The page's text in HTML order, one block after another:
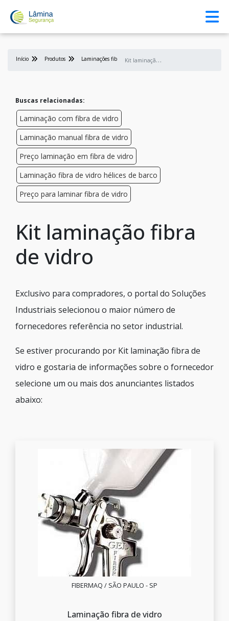
Início Produtos Laminações fibra de vidros K
it laminação fibra de vidro
Buscas relacionadas:
Laminação com fibra de vidro
Laminação manual fibra de vidro
Preço laminação em fibra de vidro
Laminação fibra de vidro hélices de barco
Preço para laminar fibra de vidro
Kit laminação fibra
de vidro
Exclusivo para compradores, o portal do Soluções
Industriais selecionou o maior número de
fornecedores referência no setor industrial.
Se estiver procurando por Kit laminação fibra de
vidro e gostaria de informações sobre o fornecedor
selecione um ou mais dos anunciantes listados
abaixo:
FIBERMAQ / SÃO PAULO - SP
Laminação fibra de vidro